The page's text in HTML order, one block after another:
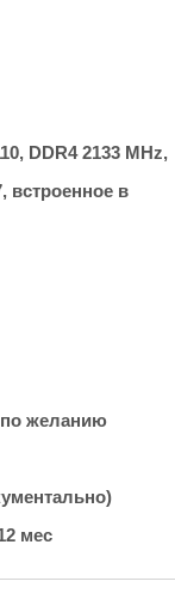
DDR4 2133 MHz,
встроенное в
по желанию
мес